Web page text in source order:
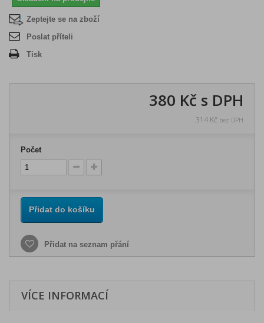
Zeptejte se na zboží
Poslat příteli
Tisk
380 Kč s DPH
314 Kč bez DPH
Počet
Přidat do košíku
Přidat na seznam přání
VÍCE INFORMACÍ